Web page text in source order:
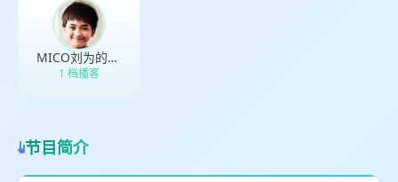
MICO刘为的大卡座儿
1 档播客
节目简介